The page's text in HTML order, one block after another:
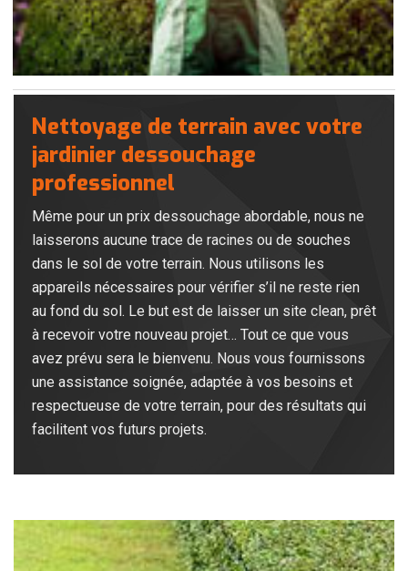
Nettoyage de terrain avec votre
jardinier dessouchage
professionnel
Même pour un prix dessouchage abordable, nous ne
laisserons aucune trace de racines ou de souches
dans le sol de votre terrain. Nous utilisons les
appareils nécessaires pour vérifier s’il ne reste rien
au fond du sol. Le but est de laisser un site clean, prêt
à recevoir votre nouveau projet… Tout ce que vous
avez prévu sera le bienvenu. Nous vous fournissons
une assistance soignée, adaptée à vos besoins et
respectueuse de votre terrain, pour des résultats qui
facilitent vos futurs projets.